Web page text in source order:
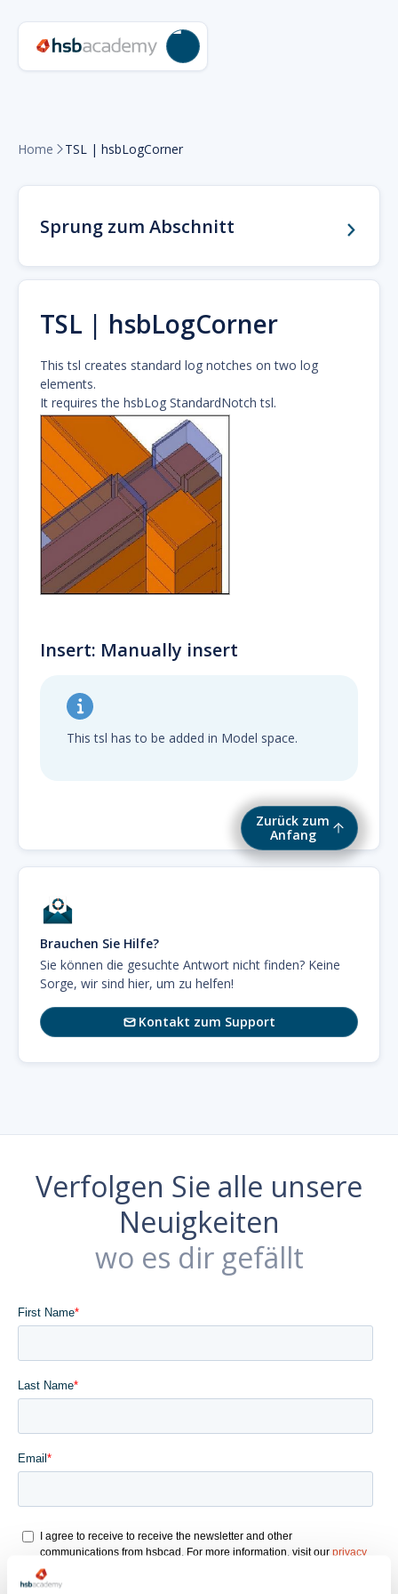
Zurück zum
Anfang
Home  TSL | hsbLogCorner
Sprung zum Abschnitt
TSL | hsbLogCorner
This tsl creates standard log notches on two log
elements.
It requires the hsbLog StandardNotch tsl.
Insert: Manually insert
This tsl has to be added in Model space.
Brauchen Sie Hilfe?
Sie können die gesuchte Antwort nicht finden? Keine
Sorge, wir sind hier, um zu helfen!
Kontakt zum Support
Verfolgen Sie alle unsere
Neuigkeiten
wo es dir gefällt